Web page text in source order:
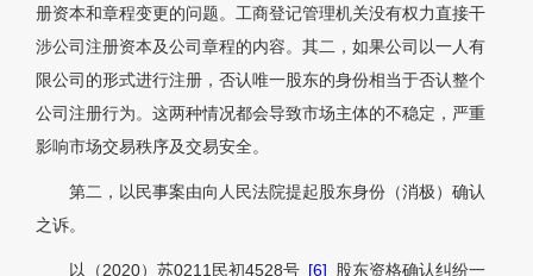
册资本和章程变更的问题。工商登记管理机关没有权力直接干
涉公司注册资本及公司章程的内容。其二，如果公司以一人有
限公司的形式进行注册，否认唯一股东的身份相当于否认整个
公司注册行为。这两种情况都会导致市场主体的不稳定，严重
影响市场交易秩序及交易安全。
第二，以民事案由向人民法院提起股东身份（消极）确认
之诉。
以（2020）苏0211民初4528号 [6] 股东资格确认纠纷一